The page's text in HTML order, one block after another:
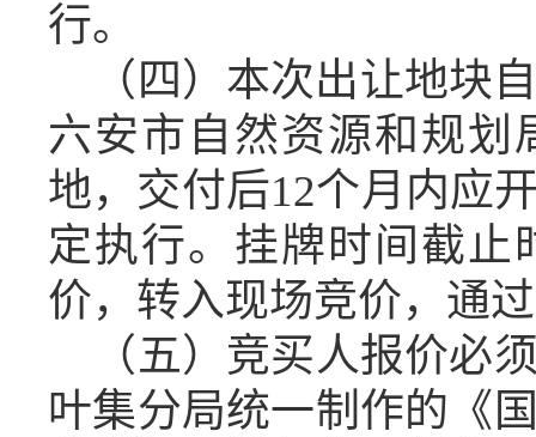
行。
（四）本次出让地块
六安市自然资源和规划
地，交付后12个月 内应
定执行。挂牌时间截止
价，转入现场竞价，通
（五）竞买人报价必
叶集分局统一制作的《